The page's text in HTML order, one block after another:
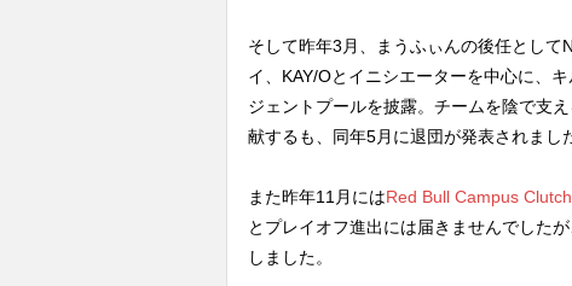
そして昨年3月、まうふぃんの後任とし
イ、KAY/Oとイニシエーターを中心に、
ジェントプールを披露。チームを陰で支
献するも、同年5月に退団が発表されまし
また昨年11月にはRed Bull Campus
とプレイオフ進出には届きませんでした
しました。